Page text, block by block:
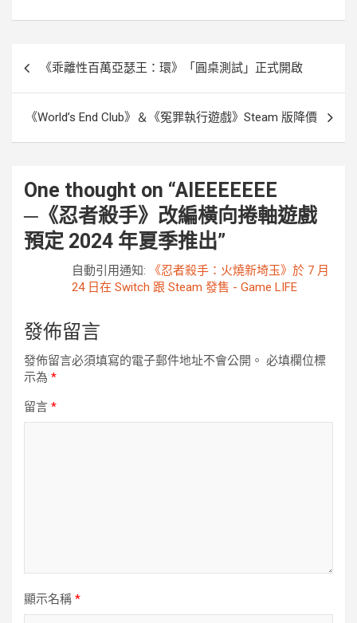
《乖離性百萬亞瑟王：環》「圓桌測試」正式開啟
《World’s End Club》＆《冤罪執行遊戲》Steam 版降價
One thought on “AIEEEEEEE
─《忍者殺手》改編橫向捲軸遊戲
預定 2024 年夏季推出”
自動引用通知:
《忍者殺手：火燒新埼玉》於 7 月
24 日在 Switch 跟 Steam 發售 - Game LIFE
發佈留言
發佈留言必須填寫的電子郵件地址不會公開。 必填欄位標
示為 *
留言 *
顯示名稱 *